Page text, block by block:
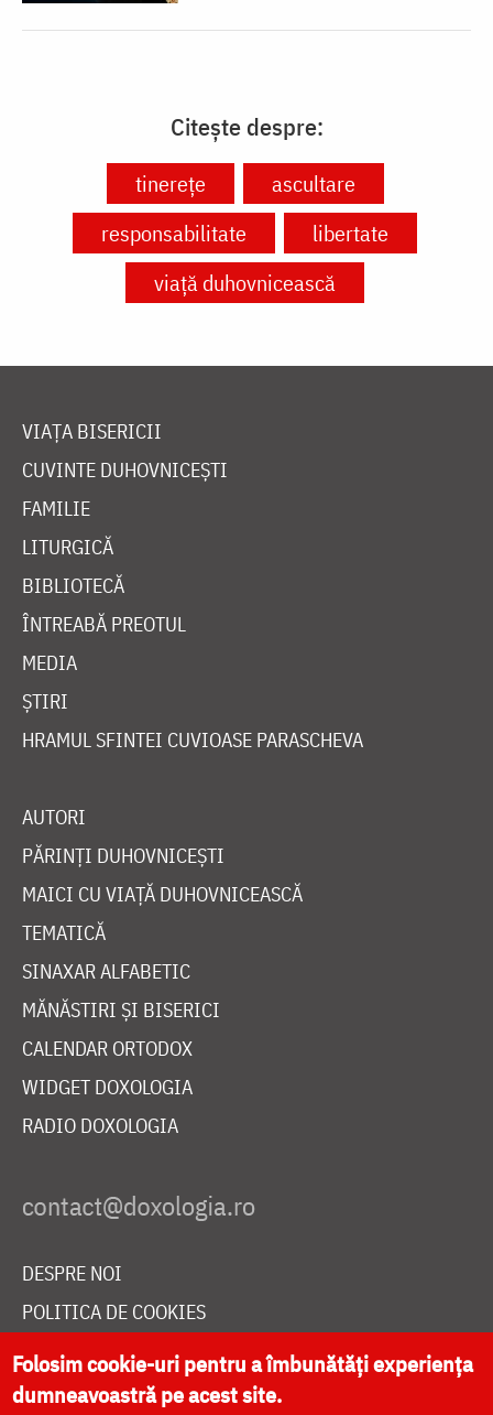
Citește despre:
tinerețe
ascultare
responsabilitate
libertate
viață duhovnicească
VIAȚA BISERICII
CUVINTE DUHOVNICEȘTI
FAMILIE
LITURGICĂ
BIBLIOTECĂ
ÎNTREABĂ PREOTUL
MEDIA
ȘTIRI
HRAMUL SFINTEI CUVIOASE PARASCHEVA
AUTORI
PĂRINȚI DUHOVNICEȘTI
MAICI CU VIAȚĂ DUHOVNICEASCĂ
TEMATICĂ
SINAXAR ALFABETIC
MĂNĂSTIRI ȘI BISERICI
CALENDAR ORTODOX
WIDGET DOXOLOGIA
RADIO DOXOLOGIA
DESPRE NOI
POLITICA DE COOKIES
DONEAZĂ ONLINE PENTRU CATEDRALA NAȚIONALĂ
Folosim cookie-uri pentru a îmbunătăți experiența
dumneavoastră pe acest site.